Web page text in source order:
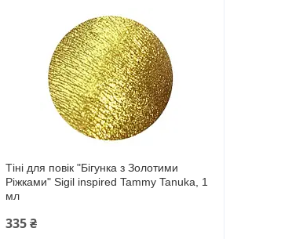
Тіні для повік "Бігунка з Золотими
Ріжками" Sigil inspired Tammy Tanuka, 1
мл
335 ₴